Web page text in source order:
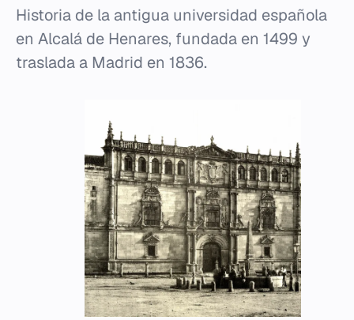
Historia de la antigua universidad española
en Alcalá de Henares, fundada en 1499 y
traslada a Madrid en 1836.